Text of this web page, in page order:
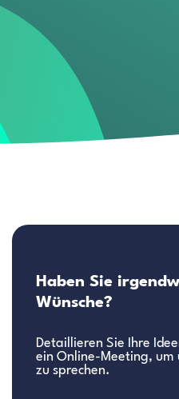
Haben Sie
Wünsche?
Detaillieren Sie Ihre
ein Online-Meeting, um
zu sprechen.